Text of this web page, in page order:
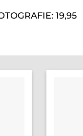
19,95